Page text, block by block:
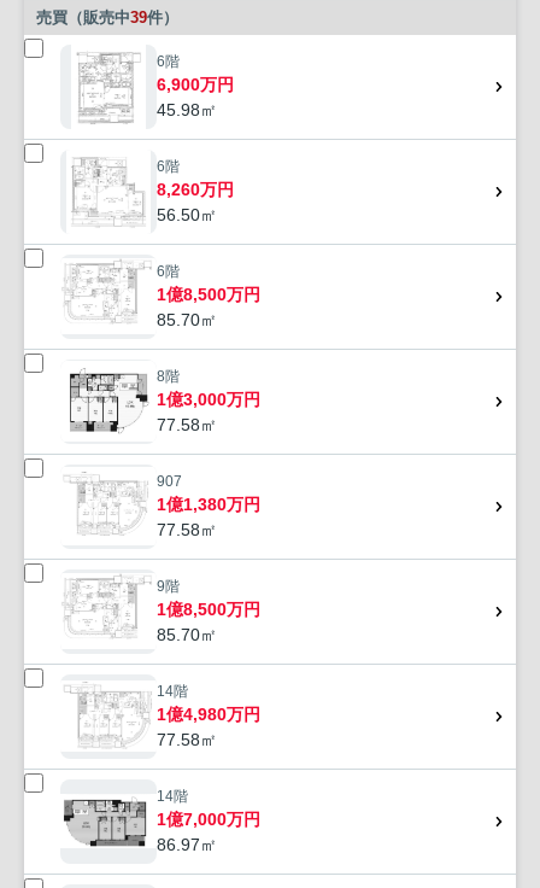
売買（販売中39件）
6階
6,900万円
45.98㎡
6階
8,260万円
56.50㎡
6階
1億8,500万円
85.70㎡
8階
1億3,000万円
77.58㎡
907
1億1,380万円
77.58㎡
9階
1億8,500万円
85.70㎡
14階
1億4,980万円
77.58㎡
14階
1億7,000万円
86.97㎡